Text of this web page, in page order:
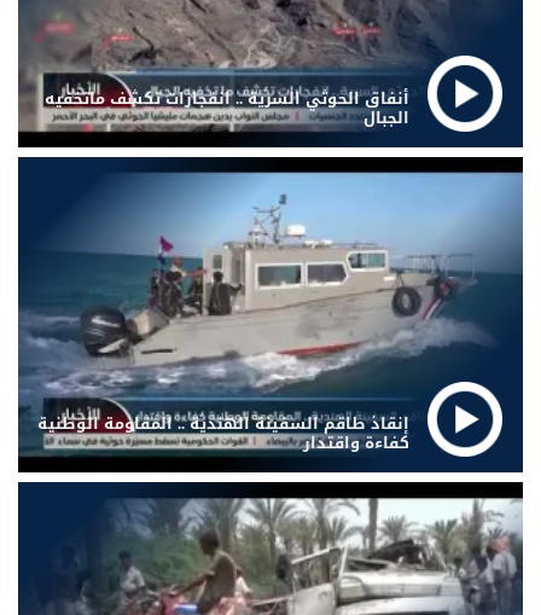
أنفاق الحوثي السرية .. انفجارات تكشف ماتخفيه
الجبال
إنقاذ طاقم السفينة الهندية .. المقاومة الوطنية
كفاءة واقتدار